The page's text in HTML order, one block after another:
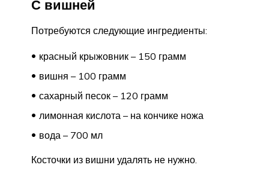
С вишней
Потребуются следующие ингредиенты:
красный крыжовник – 150 грамм
вишня – 100 грамм
сахарный песок – 120 грамм
лимонная кислота – на кончике ножа
вода – 700 мл
Косточки из вишни удалять не нужно.